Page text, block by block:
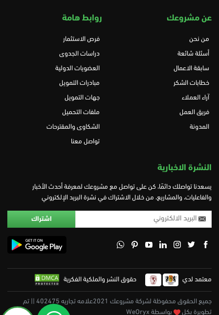
عن مشروعك
من نحن
أسئلة شائعة
سابقة الاعمال
خطابات الشكر
آراء العملاء
فريق العمل
المدونة
روابط هامة
فرص الاستثمار
دراسات الجدوى
العضويات الدولية
مبادرات التمويل
جهات التمويل
ملفات التحميل
الشكاوى والمقترحات
تواصل معنا
النشرة الاخبارية
يسعدنا تواصلك دائمًا، كن على تواصل مع مشروعك لمعرفة أحدث الأخبار
والفاعليات، والمشاريع، من خلال الاشتراك في نشرة البريد الإلكتروني
معتمد لدي حقوق النشر والملكية الفكرية
جميع الحقوق محفوظة لشركة مشروعك 2021علامه تجاريه 402475 || تم
تطويرة بكل
بواسطة WeOryx